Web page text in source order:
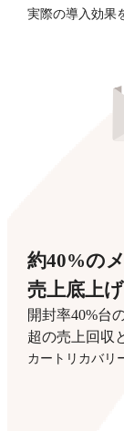
実際の導入効果
約40%の
売上底上げ
開封率40%台
超の売上回収
カートリカバリ